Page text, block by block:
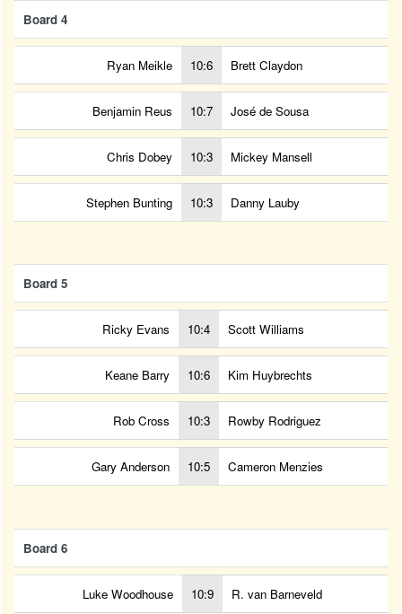
Board 4
Ryan Meikle 10:6 Brett Claydon
Benjamin Reus 10:7 José de Sousa
Chris Dobey 10:3 Mickey Mansell
Stephen Bunting 10:3 Danny Lauby
Board 5
Ricky Evans 10:4 Scott Williams
Keane Barry 10:6 Kim Huybrechts
Rob Cross 10:3 Rowby Rodriguez
Gary Anderson 10:5 Cameron Menzies
Board 6
Luke Woodhouse 10:9 R. van Barneveld